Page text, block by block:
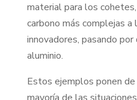
material para los
carbono más complejas a
innovadores, pasando
aluminio.
Estos ejemplos ponen